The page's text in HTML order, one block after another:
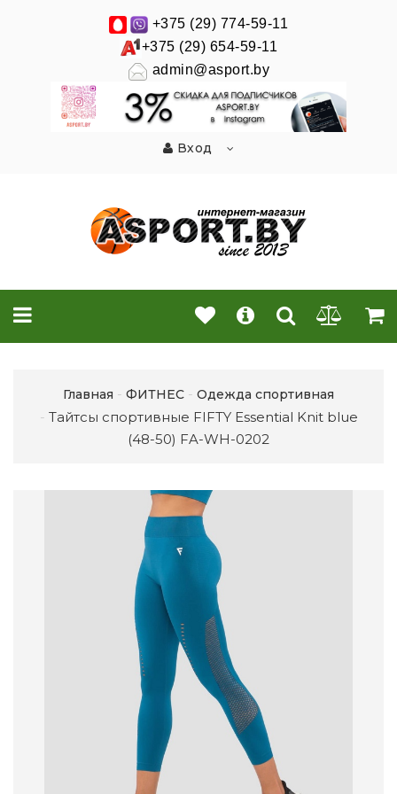
+375 (29) 774-59-11
+375 (29) 654-59-11
admin@asport.by
Вход
Главная ФИТНЕС Одежда спортивная
Тайтсы спортивные FIFTY Essential Knit blue
(48-50) FA-WH-0202